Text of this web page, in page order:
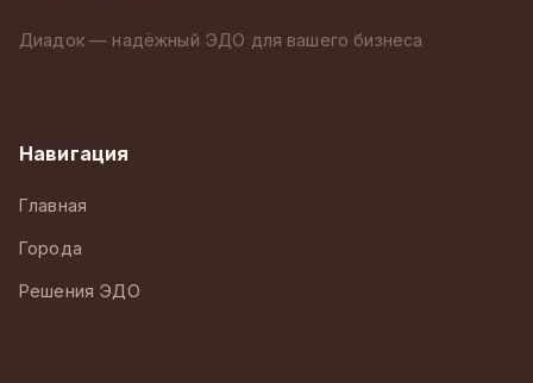
Диадок — надёжный ЭДО для вашего бизнеса
Навигация
Главная
Города
Решения ЭДО